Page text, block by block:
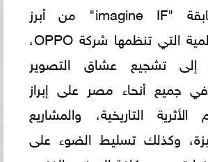
وتُعتبر مسابقة "imagine IF" من أبرز
المبادرات العالمية التي تنظمها شركة OPPO،
تشجيع عشاق التصوير
في جميع أنحاء مصر على إبراز
التاريخية، والمشاريع
وكذلك تسليط الضوء على